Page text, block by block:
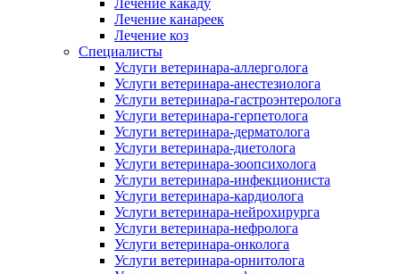
Лечение какаду
Лечение канареек
Лечение коз
Специалисты
Услуги ветеринара-аллерголога
Услуги ветеринара-анестезиолога
Услуги ветеринара-гастроэнтеролога
Услуги ветеринара-герпетолога
Услуги ветеринара-дерматолога
Услуги ветеринара-диетолога
Услуги ветеринара-зоопсихолога
Услуги ветеринара-инфекциониста
Услуги ветеринара-кардиолога
Услуги ветеринара-нейрохирурга
Услуги ветеринара-нефролога
Услуги ветеринара-онколога
Услуги ветеринара-орнитолога